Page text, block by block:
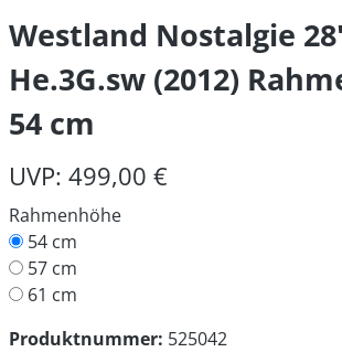
Westland Nostalgie
He.3G.sw (2012)
54 cm
UVP: 499,00 €
Rahmenhöhe
54 cm
57 cm
61 cm
Produktnummer: 525042